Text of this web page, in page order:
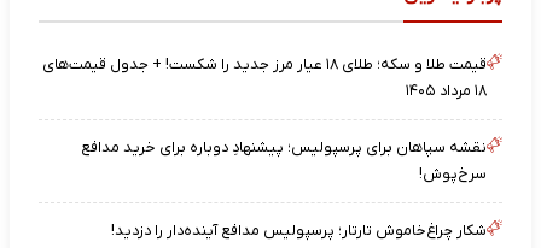
قیمت طلا و سکه؛ طلای ۱۸ عیار مرز جدید را شکست! + جدول قیمت‌های
۱۸ مرداد ۱۴۰۵
نقشه‌ سپاهان برای پرسپولیس؛ پیشنهادِ دوباره برای خرید مدافع
سرخ‌پوش!
شکار چراغ‌خاموش تارتار؛ پرسپولیس مدافع آینده‌دار را دزدید!